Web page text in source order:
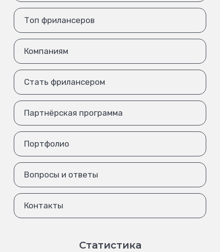
Топ фрилансеров
Компаниям
Стать фрилансером
Партнёрская программа
Портфолио
Вопросы и ответы
Контакты
Статистика